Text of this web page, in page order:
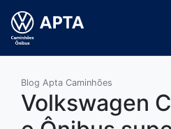
Blog Apta Caminhões
Volkswagen